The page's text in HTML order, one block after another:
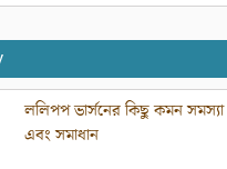
ললিপপ ভার্সনের কিছু কমন সমস্যা
এবং সমাধান